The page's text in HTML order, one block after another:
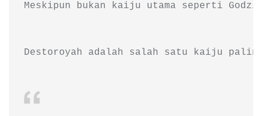
Meskipun bukan kaiju utama seperti
Destoroyah adalah salah satu kaiju